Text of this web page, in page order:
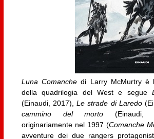
Luna Comanche di Larry McMurtry è
della quadrilogia del West e segue
(Einaudi, 2017),Le strade di Laredo
cammino del morto (Einaudi,
originariamente nel 1997 (Comanche
avventure dei due rangers